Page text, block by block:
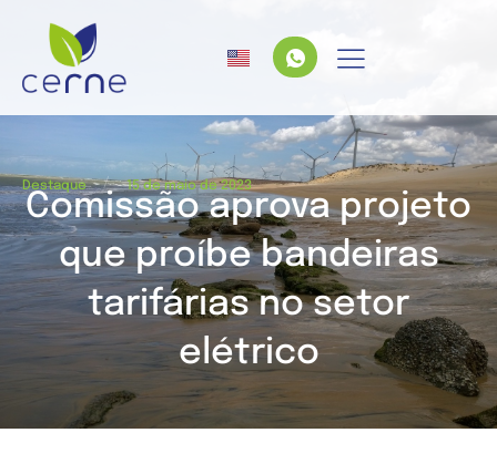
Destaque / 15 de maio de 2023
Comissão aprova projeto
que proíbe bandeiras
tarifárias no setor
elétrico